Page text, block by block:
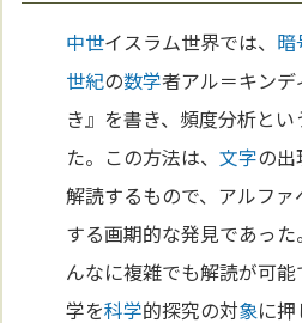
中世イスラム世界では、 暗
世紀の数学者アル＝キンデ
き』を書き、頻度分析と
た。この方法は、文字の出
解読するもので、アルファ
する画期的な発見であった
んなに複雑でも解読が可能
学を科学的探究の対象に